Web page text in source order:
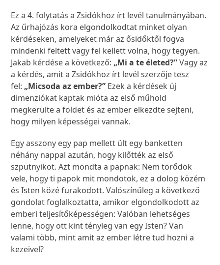
Ez a 4. folytatás a Zsidókhoz írt levél tanulmányában.
Az űrhajózás kora elgondolkodtat minket olyan
kérdéseken, amelyeket már az ősidőktől fogva
mindenki feltett vagy fel kellett volna, hogy tegyen.
Jakab kérdése a következő: „Mi a te életed?”Vagy az
a kérdés, amit a Zsidókhoz írt levél szerzője tesz
fel: „Micsoda az ember?” Ezek a kérdések új
dimenziókat kaptak mióta az első műhold
megkerülte a földet és az ember elkezdte sejteni,
hogy milyen képességei vannak.
Egy asszony egy pap mellett ült egy banketten
néhány nappal azután, hogy kilőtték az első
szputnyikot. Azt mondta a papnak: Nem törődök
vele, hogy ti papok mit mondotok, ez a dolog közém
és Isten közé furakodott. Valószínűleg a következő
gondolat foglalkoztatta, amikor elgondolkodott az
emberi teljesítőképességen: Valóban lehetséges
lenne, hogy ott kint tényleg van egy Isten? Van
valami több, mint amit az ember létre tud hozni a
kezeivel?